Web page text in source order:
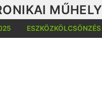
MŰHELY
ESZKÖZKÖLCSÖNZÉS